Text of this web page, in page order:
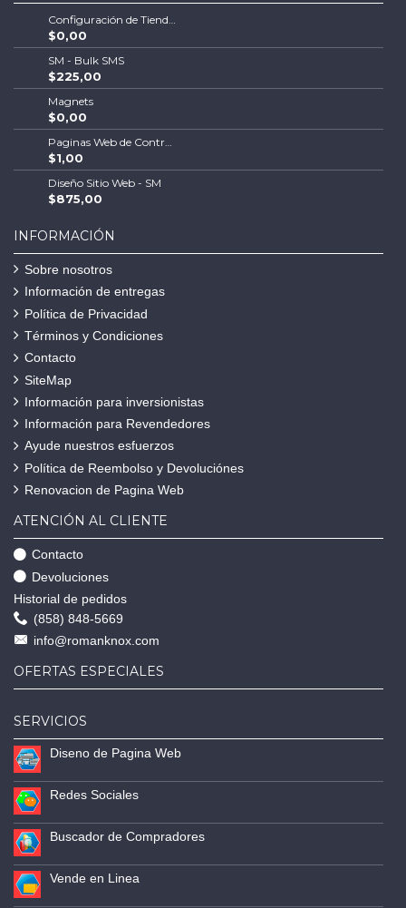
Configuración de Tienda Shopify | Soluciones Escalables de Comercio Electrónico
$0,00
SM - Bulk SMS
$225,00
Magnets
$0,00
Paginas Web de Contratistas
$1,00
Diseño Sitio Web - SM
$875,00
INFORMACIÓN
Sobre nosotros
Información de entregas
Política de Privacidad
Términos y Condiciones
Contacto
SiteMap
Información para inversionistas
Información para Revendedores
Ayude nuestros esfuerzos
Política de Reembolso y Devoluciónes
Renovacion de Pagina Web
ATENCIÓN AL CLIENTE
Contacto
Devoluciones
Historial de pedidos
(858) 848-5669
info@romanknox.com
OFERTAS ESPECIALES
SERVICIOS
Diseno de Pagina Web
Redes Sociales
Buscador de Compradores
Vende en Linea